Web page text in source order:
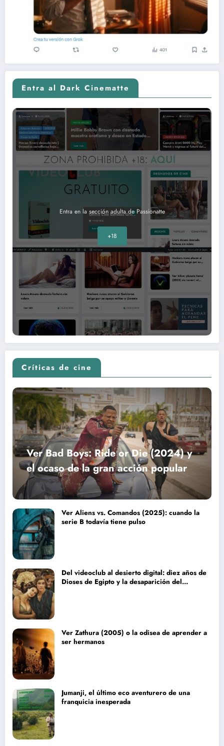
Entra al Dark Cinematte
Entra en la sección adulta de Passionatte
+18
Críticas de cine
Ver Bad Boys: Ride or Die (2024) y
el ocaso de la gran acción popular
Ver Aliens vs. Comandos (2025): cuando la
serie B todavía tiene pulso
Del videoclub al desierto digital: diez años de
Dioses de Egipto y la desaparición del
Ver Zathura (2005) o la odisea de aprender a
ser hermanos
Jumanji, el último eco aventurero de una
franquicia inesperada